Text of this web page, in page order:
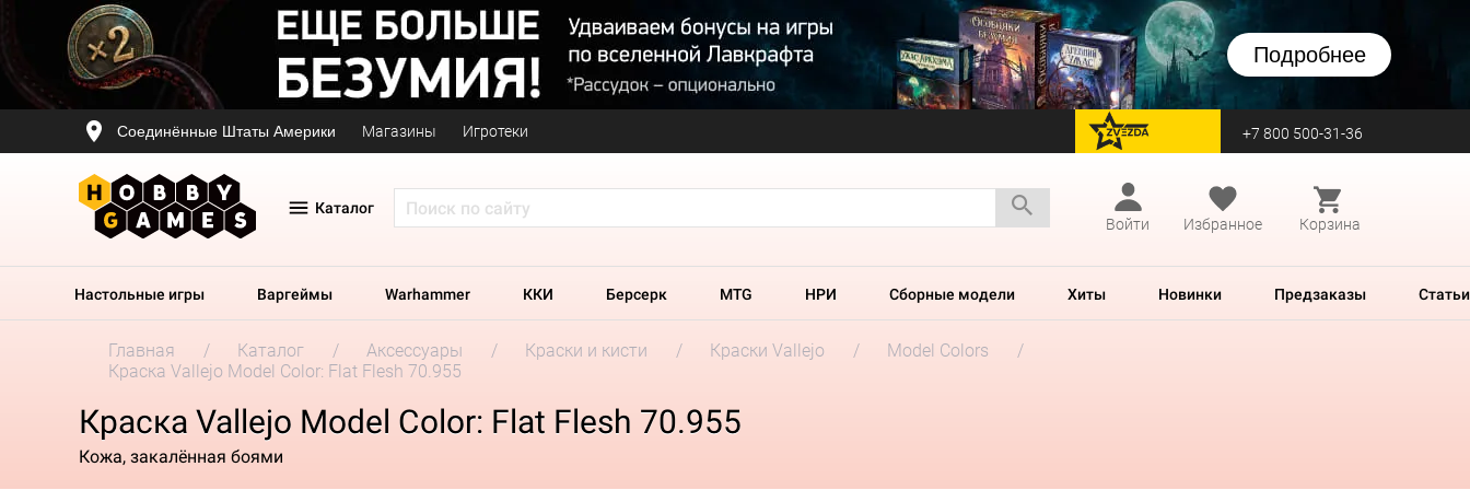
Подробнее
Соединённые Штаты Америки Магазины Игротеки перейти на Zvezda +7 800 500-31-36
Каталог
Войти
Избранное Корзина
Настольные игры Варгеймы Warhammer ККИ Берсерк MTG НРИ Сборные модели Хиты Новинки Предзаказы Статьи
Главная Каталог Аксессуары Краски и кисти Краски Vallejo
Model Colors
Краска Vallejo Model Color: Flat Flesh 70.955
Краска Vallejo Model Color: Flat Flesh 70.955
Кожа, закалённая боями